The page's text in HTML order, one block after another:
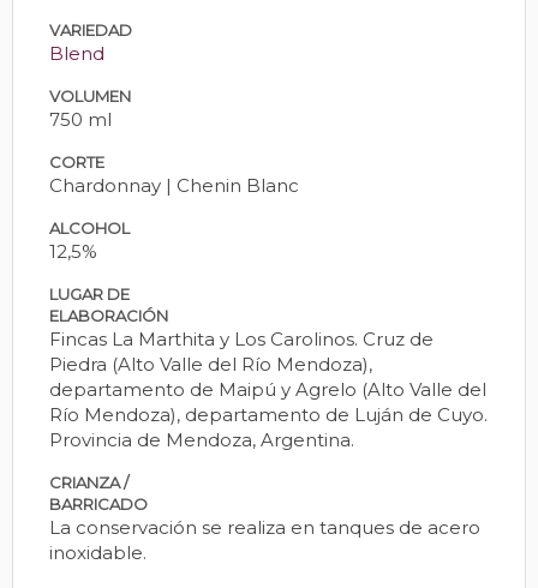
VARIEDAD
Blend
VOLUMEN
750 ml
CORTE
Chardonnay | Chenin Blanc
ALCOHOL
12,5%
LUGAR DE
ELABORACIÓN
Fincas La Marthita y Los Carolinos. Cruz de
Piedra (Alto Valle del Río Mendoza),
departamento de Maipú y Agrelo (Alto Valle del
Río Mendoza), departamento de Luján de Cuyo.
Provincia de Mendoza, Argentina.
CRIANZA /
BARRICADO
La conservación se realiza en tanques de acero
inoxidable.